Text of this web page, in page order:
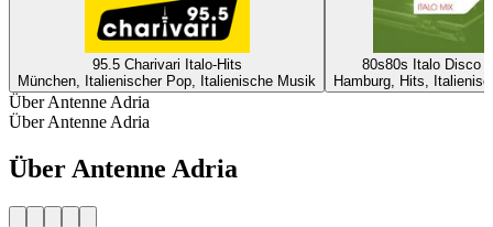
95.5 Charivari Italo-Hits
München, Italienischer Pop, Italienische Musik
80s80s Italo Disco
Hamburg, Hits,
Über Antenne Adria
Über Antenne Adria
Über Antenne Adria